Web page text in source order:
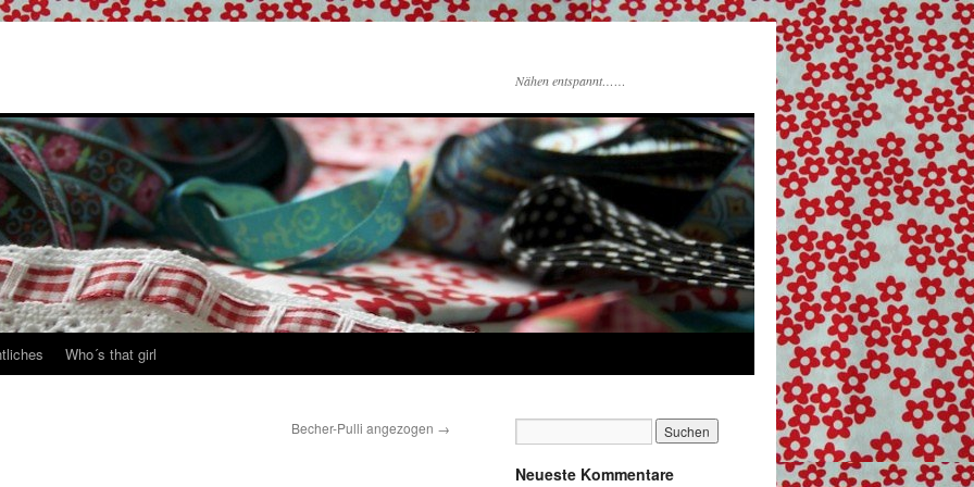
Nähen entspannt……
Who´s that girl
Becher-Pulli angezogen →
Neueste Kommentare